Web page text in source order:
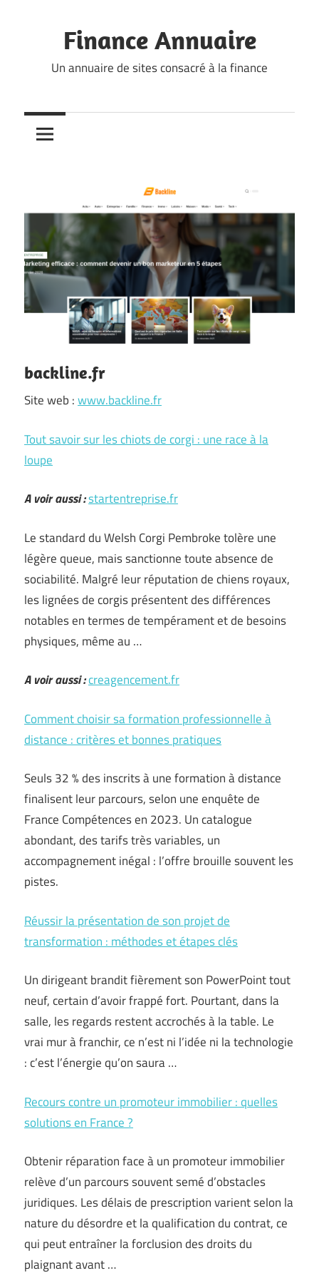
Finance Annuaire
Un annuaire de sites consacré à la finance
backline.fr
Site web :www.backline.fr
Tout savoir sur les chiots de corgi : une race à la
loupe
A voir aussi :startentreprise.fr
Le standard du Welsh Corgi Pembroke tolère une
légère queue, mais sanctionne toute absence de
sociabilité. Malgré leur réputation de chiens royaux,
les lignées de corgis présentent des différences
notables en termes de tempérament et de besoins
physiques, même au …
A voir aussi :creagencement.fr
Comment choisir sa formation professionnelle à
distance : critères et bonnes pratiques
Seuls 32 % des inscrits à une formation à distance
finalisent leur parcours, selon une enquête de
France Compétences en 2023. Un catalogue
abondant, des tarifs très variables, un
accompagnement inégal : l’offre brouille souvent les
pistes.
Réussir la présentation de son projet de
transformation : méthodes et étapes clés
Un dirigeant brandit fièrement son PowerPoint tout
neuf, certain d’avoir frappé fort. Pourtant, dans la
salle, les regards restent accrochés à la table. Le
vrai mur à franchir, ce n’est ni l’idée ni la technologie
: c’est l’énergie qu’on saura …
Recours contre un promoteur immobilier : quelles
solutions en France ?
Obtenir réparation face à un promoteur immobilier
relève d’un parcours souvent semé d’obstacles
juridiques. Les délais de prescription varient selon la
nature du désordre et la qualification du contrat, ce
qui peut entraîner la forclusion des droits du
plaignant avant …